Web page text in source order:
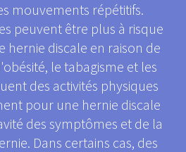
mouvements répétitifs.
peuvent être plus à risque
hernie discale en raison de
le tabagisme et les
des activités physiques
pour une hernie discale
des symptômes et de la
Dans certains cas, des